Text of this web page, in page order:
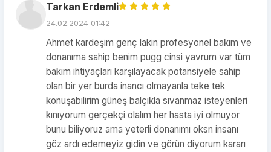
Tarkan Erdemli
24.02.2024 01:42
Ahmet kardeşim genç lakin profesyonel bakım ve
donanıma sahip benim pugg cinsi yavrum var tüm
bakım ihtiyaçları karşılayacak potansiyele sahip
olan bir yer burda inancı olmayanla teke tek
konuşabilirim güneş balçıkla sıvanmaz isteyenleri
kınıyorum gerçekçi olalım her hasta iyi olmuyor
bunu biliyoruz ama yeterli donanımı oksn insanı
göz ardı edemeyiz gidin ve görün diyorum kararı